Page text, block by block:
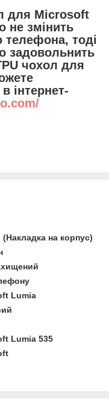
для Microsoft
не змінить
телефона, тоді
задовольнить
чохол для
інтернет-
на корпус)
Lumia
Lumia 535